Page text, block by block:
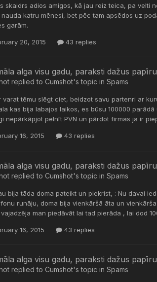
skaidrs adios amigos, kā jau reiz teica, pa velti
katru mēnesi, bet pēc tam apsēdos uz
garām.
20, 2015 43 replies
alga visu gadu, paraksti dažus
replied to Cumshot's topic in Spams
varat tēmu slēgt ciet, beidzot savu partenri ar
kas bija labajos laikos, es būsu 100000
nepārkāpjot pelnīt PVN un pārdot firmas ja ir
16, 2015 43 replies
alga visu gadu, paraksti dažus
replied to Cumshot's topic in Spams
bija tāda doma pateikt un piekrist, : Nu davai
runāju, doma bija vienkāršā āta un
man piedāvāt lai tad pierāda , lai dod
16, 2015 43 replies
alga visu gadu, paraksti dažus
replied to Cumshot's topic in Spams